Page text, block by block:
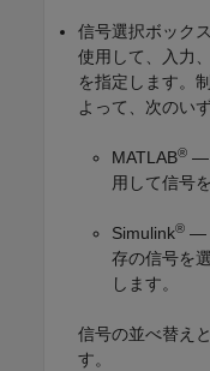
信号選択ボック
使用して、入力
を指定します。
よって、次のい
MATLAB® —
用して信号
Simulink® —
存の信号を
します。
信号の並べ替え
す。